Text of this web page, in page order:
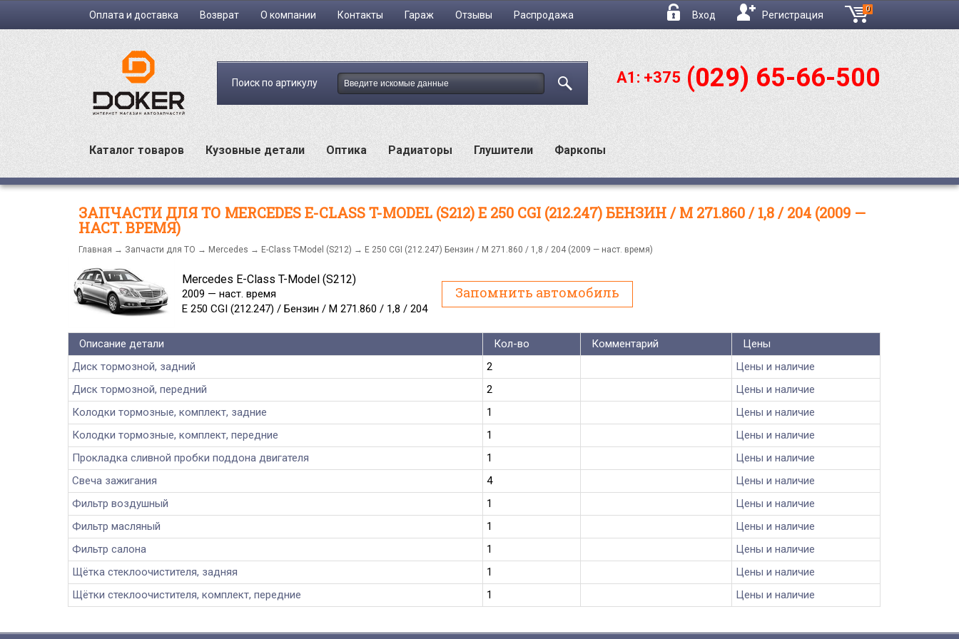
Оплата и доставка Возврат О компании Контакты Гараж Отзывы Распродажа Вход Регистрация
0
Поиск по артикулу A1: +375 (029) 65-66-500
Каталог товаров Кузовные детали Оптика Радиаторы Глушители Фаркопы
ЗАПЧАСТИ ДЛЯ ТО MERCEDES E-CLASS T-MODEL (S212) E 250 CGI (212.247) БЕНЗИН / M 271.860 / 1,8 / 204 (2009 —
НАСТ. ВРЕМЯ)
Главная → Запчасти для ТО → Mercedes → E-Class T-Model (S212) → E 250 CGI (212.247) Бензин / M 271.860 / 1,8 / 204 (2009 — наст. время)
Mercedes E-Class T-Model (S212)
2009 — наст. время
E 250 CGI (212.247) / Бензин / M 271.860 / 1,8 / 204
Запомнить автомобиль
Описание детали Кол-во Комментарий
Цены
Диск тормозной, задний
2
Цены и наличие
Диск тормозной, передний
2
Цены и наличие
Колодки тормозные, комплект, задние
1
Цены и наличие
Колодки тормозные, комплект, передние
1
Цены и наличие
Прокладка сливной пробки поддона двигателя
1
Цены и наличие
Свеча зажигания
4
Цены и наличие
Фильтр воздушный
1
Цены и наличие
Фильтр масляный
1
Цены и наличие
Фильтр салона
1
Цены и наличие
Щётка стеклоочистителя, задняя
1
Цены и наличие
Щётки стеклоочистителя, комплект, передние
1 Цены и наличие